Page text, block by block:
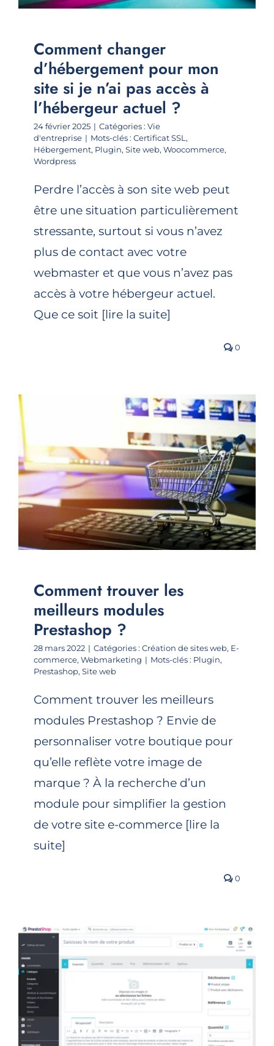
Comment changer
d’hébergement pour mon
site si je n’ai pas accès à
l’hébergeur actuel ?
24 février 2025 | Catégories : Vie
d'entreprise | Mots-clés : Certificat SSL ,
Hébergement, Plugin, Site web, Woocommerce,
Wordpress
Perdre l’accès à son site web peut
être une situation particulièrement
stressante, surtout si vous n’avez
plus de contact avec votre
webmaster et que vous n’avez pas
accès à votre hébergeur actuel.
Que ce soit [lire la suite]
0
Comment trouver les
meilleurs modules
Prestashop ?
28 mars 2022 | Catégories : Création de sites web, E-
commerce, Webmarketing | Mots-clés : Plugin,
Prestashop, Site web
Comment trouver les meilleurs
modules Prestashop ? Envie de
personnaliser votre boutique pour
qu’elle reflète votre image de
marque ? À la recherche d’un
module pour simplifier la gestion
de votre site e-commerce [lire la
suite]
0